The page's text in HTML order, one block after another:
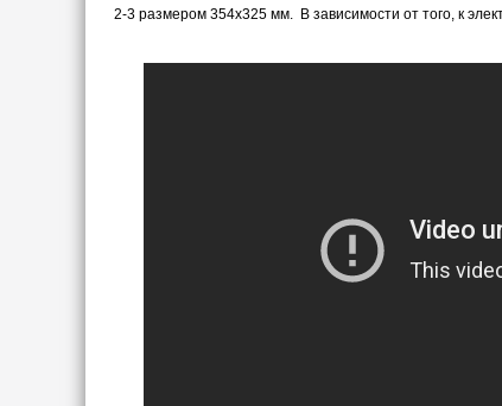
2-3 размером 354х325 мм. В зависимости от того, к